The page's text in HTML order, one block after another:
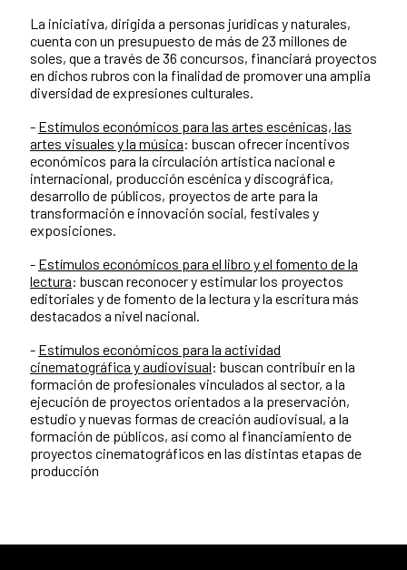
La iniciativa, dirigida a personas jurídicas y naturales,
cuenta con un presupuesto de más de 23 millones de
soles, que a través de 36 concursos, financiará proyectos
en dichos rubros con la finalidad de promover una amplia
diversidad de expresiones culturales.
- Estímulos económicos para las artes escénicas, las
artes visuales y la música: buscan ofrecer incentivos
económicos para la circulación artística nacional e
internacional, producción escénica y discográfica,
desarrollo de públicos, proyectos de arte para la
transformación e innovación social, festivales y
exposiciones.
- Estímulos económicos para el libro y el fomento de la
lectura: buscan reconocer y estimular los proyectos
editoriales y de fomento de la lectura y la escritura más
destacados a nivel nacional.
- Estímulos económicos para la actividad
cinematográfica y audiovisual: buscan contribuir en la
formación de profesionales vinculados al sector, a la
ejecución de proyectos orientados a la preservación,
estudio y nuevas formas de creación audiovisual, a la
formación de públicos, así como al financiamiento de
proyectos cinematográficos en las distintas etapas de
producción